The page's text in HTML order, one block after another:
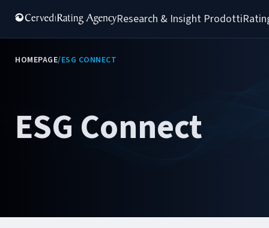
Research & Insight Prodotti
HOMEPAGE/ESG CONNECT
ESG Connect